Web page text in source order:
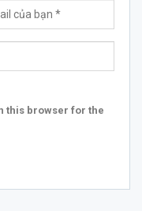
this browser for the